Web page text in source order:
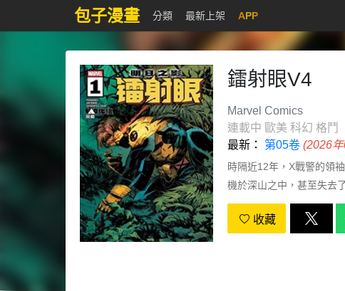
包子漫畫 分類 最新上架 APP
鐳射眼V4
Marvel Comics
連載中 歐美 科幻 格鬥
最新： 第05卷 (2026
時隔近12年，X戰警的領
機於深山之中，甚至失去
這一困境？
收藏